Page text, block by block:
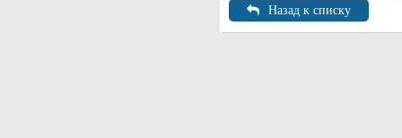
Назад к списку